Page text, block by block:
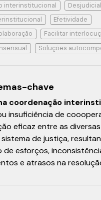
interinstitucional
Efetividade
Facilitar
Soluções
chave
coordenação
insuficiência de
eficaz entre as
de justiça,
de esforços,
e atrasos na